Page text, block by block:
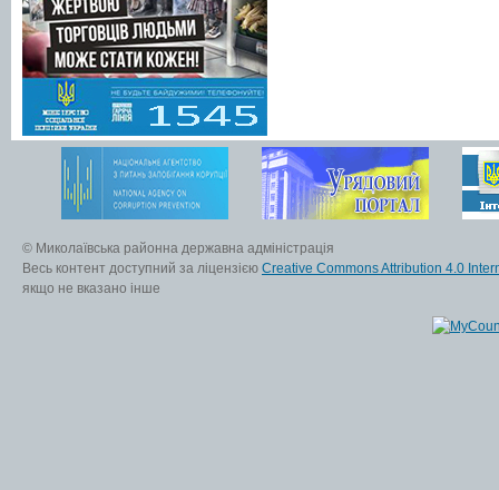
© Миколаївська районна державна адміністрація
Весь контент доступний за ліцензією Creative Commons Attribution 4.0
якщо не вказано інше